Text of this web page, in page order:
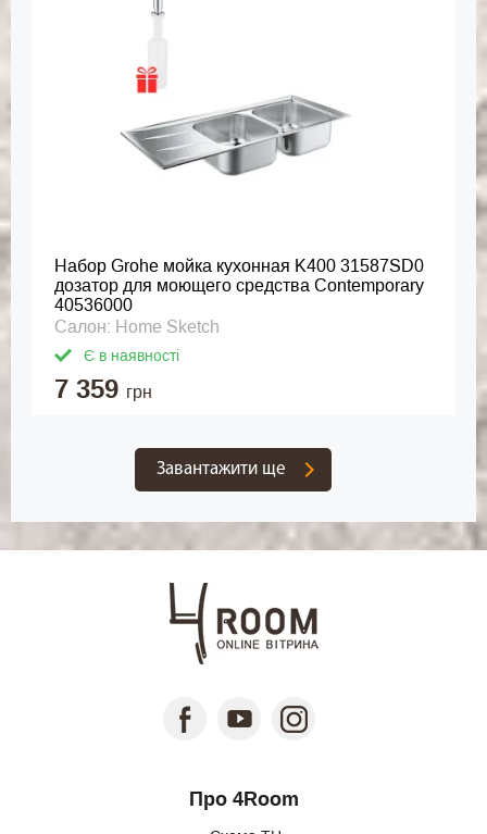
Набор Grohe мойка кухонная K400 31587SD0
дозатор для моющего средства Contemporary
40536000
Салон: Home Sketch
Є в наявності
7 359 грн
Завантажити ще
Про 4Room